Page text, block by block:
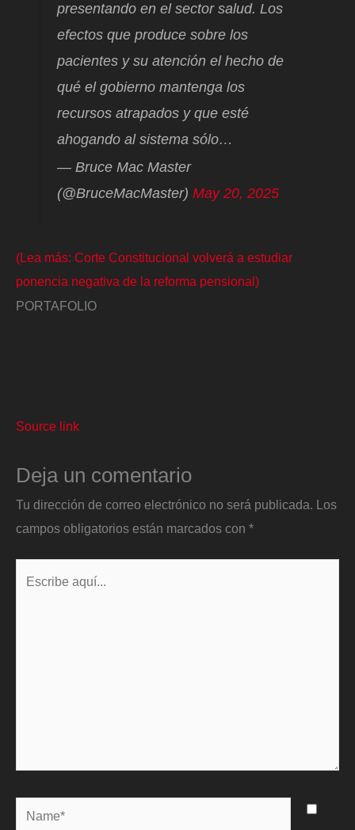
presentando en el sector salud. Los
efectos que produce sobre los
pacientes y su atención el hecho de
qué el gobierno mantenga los
recursos atrapados y que esté
ahogando al sistema sólo…
— Bruce Mac Master
(@BruceMacMaster)May 20, 2025
(Lea más: Corte Constitucional volverá a estudiar
ponencia negativa de la reforma pensional)
PORTAFOLIO
Source link
Deja un comentario
Tu dirección de correo electrónico no será publicada. Los
campos obligatorios están marcados con *
Name*